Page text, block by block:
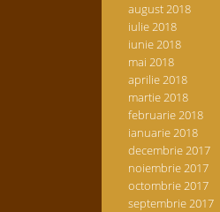
august 2018
iulie 2018
iunie 2018
mai 2018
aprilie 2018
martie 2018
februarie 2018
ianuarie 2018
decembrie 2017
noiembrie 2017
octombrie 2017
septembrie 2017